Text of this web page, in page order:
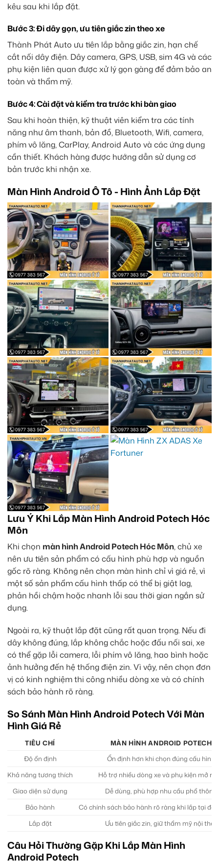
kêu sau khi lắp đặt.
Bước 3: Đi dây gọn, ưu tiên giắc zin theo xe
Thành Phát Auto ưu tiên lắp bằng giắc zin, hạn chế
cắt nối dây điện. Dây camera, GPS, USB, sim 4G và các
phụ kiện liên quan được xử lý gọn gàng để đảm bảo an
toàn và thẩm mỹ.
Bước 4: Cài đặt và kiểm tra trước khi bàn giao
Sau khi hoàn thiện, kỹ thuật viên kiểm tra các tính
năng như âm thanh, bản đồ, Bluetooth, Wifi, camera,
phím vô lăng, CarPlay, Android Auto và các ứng dụng
cần thiết. Khách hàng được hướng dẫn sử dụng cơ
bản trước khi nhận xe.
Màn Hình Android Ô Tô - Hình Ảnh Lắp Đặt
Lưu Ý Khi Lắp Màn Hình Android Potech Hóc
Môn
Khi chọn màn hình Android Potech Hóc Môn, chủ xe
nên ưu tiên sản phẩm có cấu hình phù hợp và nguồn
gốc rõ ràng. Không nên chọn màn hình chỉ vì giá rẻ, vì
một số sản phẩm cấu hình thấp có thể bị giật lag,
phản hồi chậm hoặc nhanh lỗi sau thời gian ngắn sử
dụng.
Ngoài ra, kỹ thuật lắp đặt cũng rất quan trọng. Nếu đi
dây không đúng, lắp không chắc hoặc đấu nối sai, xe
có thể gặp lỗi camera, lỗi phím vô lăng, hao bình hoặc
ảnh hưởng đến hệ thống điện zin. Vì vậy, nên chọn đơn
vị có kinh nghiệm thi công nhiều dòng xe và có chính
sách bảo hành rõ ràng.
So Sánh Màn Hình Android Potech Với Màn
Hình Giá Rẻ
TIÊU CHÍ
MÀN HÌNH ANDROID POTECH
Độ ổn định
Ổn định hơn khi chọn đúng cấu hình
Khả năng tương thích
Hỗ trợ nhiều dòng xe và phụ kiện mở
Giao diện sử dụng
Dễ dùng, phù hợp nhu cầu phổ thông
Bảo hành
Có chính sách bảo hành rõ ràng khi lắp tại
Lắp đặt
Ưu tiên giắc zin, giữ thẩm mỹ nội thất
Câu Hỏi Thường Gặp Khi Lắp Màn Hình
Android Potech